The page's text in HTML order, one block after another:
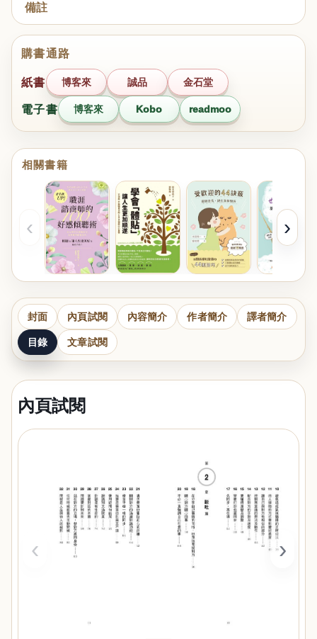
備註
購書通路
紙書 博客來 誠品 金石堂
電子書 博客來 Kobo readmoo
相關書籍
‹ ›
封面 內頁試閱 內容簡介 作者簡介 譯者簡介
目錄 文章試閱
內頁試閱
‹ ›